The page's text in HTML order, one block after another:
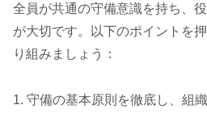
全員が共通の守備意識を持ち、
が大切です。以下のポイントを
り組みましょう：
1. 守備の基本原則を徹底し、組